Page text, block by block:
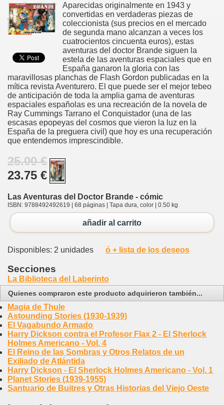
Aparecidas originalmente en 1943 y
convertidas en verdaderas piezas de
coleccionista (sus precios en el mercado
de segunda mano alcanzan a veces los
cuatrocientos cincuenta euros), estas
aventuras del doctor Brande siguen la
estela de las aventuras espaciales que en
España ganaron la gloria con las
maravillosas planchas de Flash Gordon publicadas en la
mítica revista Aventurero. El que puede ser el mejor tebeo
de anticipación de toda la amplia gama de aventuras
espaciales españolas es una recreación de la novela de
Ray Cummings Tarrano el Conquistador (una de las
escasas epopeyas del cosmos que vieron la luz en la
España de la preguera civil) que hoy es una recuperación
que entendemos imprescindible.
25.00 €
23.75 €
Las Aventuras del Doctor Brande - cómic
ISBN: 9788492492619 | 68 páginas | Tapa dura, color | 0.50 kg
añadir al carrito
Disponibles: 2 unidades ó + lista de los deseos
Secciones
La Biblioteca del Laberinto
Quienes compraron este producto adquirieron también...
Magia de Thule
Astounding Stories (1930-1939)
El Vagabundo Armado
Harry Dickson contra el Profesor Flax 2 - El Sherlock
Holmes Americano - Vol. 4
El Reino de las Sombras y Otros Relatos de un
Exiliado de Atlántida
Harry Dickson - El Sherlock Holmes Americano - Vol. 1
Planet Stories (1939-1955)
Santuario de Buitres y Otras Historias del Viejo Oeste